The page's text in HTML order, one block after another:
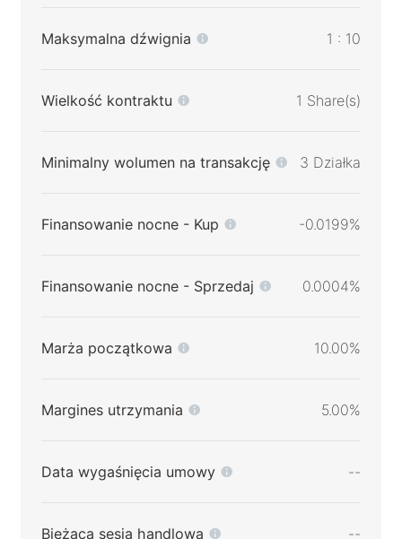
Maksymalna dźwignia 1 : 10
Wielkość kontraktu 1 Share(s)
Minimalny wolumen na transakcję 3 Działka
Finansowanie nocne - Kup -0.0199%
Finansowanie nocne - Sprzedaj 0.0004%
Marża początkowa 10.00%
Margines utrzymania 5.00%
Data wygaśnięcia umowy --
Bieżąca sesja handlowa --